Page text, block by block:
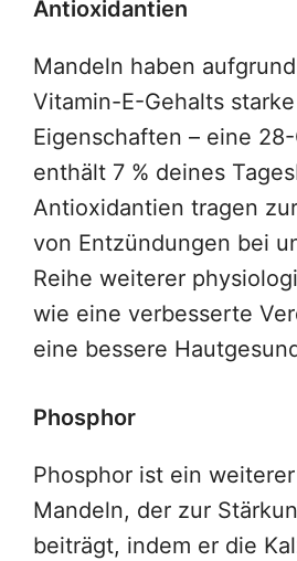
Antioxidantien
Mandeln haben
Vitamin-E-Gehalts
Eigenschaften – eine
enthält 7 % deines
Antioxidantien tragen
von Entzündungen bei
Reihe weiterer
wie eine verbesserte
eine bessere
Phosphor
Phosphor ist ein
Mandeln, der zur
beiträgt, indem er die